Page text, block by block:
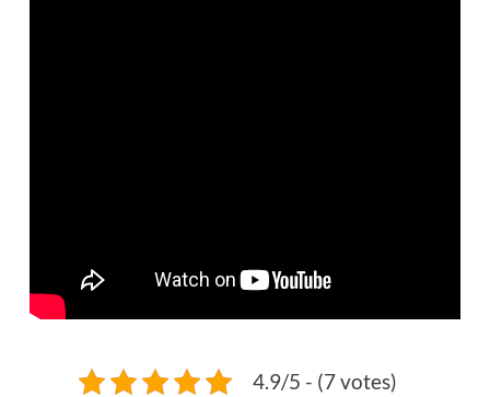
4.9/5 - (7 votes)